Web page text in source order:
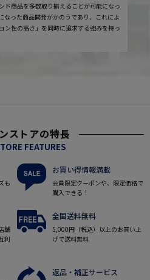
ド商品を多数取り揃えることが可能になっ
なった商品開発がかのうであり、これによ
ン性の高さ」を同時に追求する強みを持っ
ストアの特長
FEATURES
も
お買い得情報満載
会員限定クーポンや、限定価格で
購入できる！
舗
利
全国送料無料
5,000円（税込）以上のお買い上
げで送料無料
返品・補正サービス